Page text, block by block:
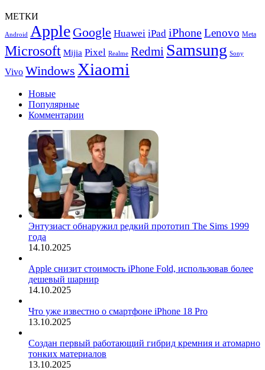
и
XG32UCWG
МЕТКИ
Android Apple Google Huawei iPad iPhoneLenovo Meta
Microsoft Mijia Pixel Realme Redmi Samsung Sony
Vivo Windows Xiaomi
Новые
Популярные
Комментарии
Энтузиаст обнаружил редкий прототип The Sims 1999
года
14.10.2025
Apple снизит стоимость iPhone Fold, использовав более
дешевый шарнир
14.10.2025
Что уже известно о смартфоне iPhone 18 Pro
13.10.2025
Создан первый работающий гибрид кремния и атомарно
тонких материалов
13.10.2025